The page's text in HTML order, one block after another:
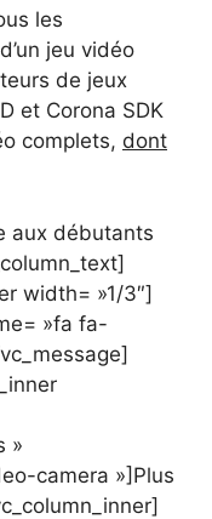
les
jeu vidéo
de jeux
et Corona SDK
complets, dont
aux débutants
width= »1/3″]
»fa fa-
»
camera »]Plus